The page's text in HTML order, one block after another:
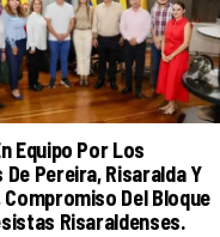
Equipo Por Los
Pereira, Risaralda Y
Compromiso Del Bloque
Risaraldenses.